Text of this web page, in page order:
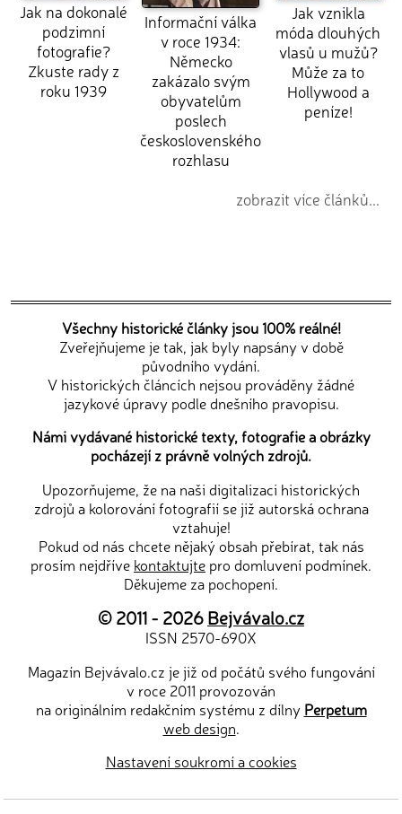
Jak na dokonalé
podzimní
fotografie?
Zkuste rady z
roku 1939
Informační válka
v roce 1934:
Německo
zakázalo svým
obyvatelům
poslech
československého
rozhlasu
Jak vznikla
móda dlouhých
vlasů u mužů?
Může za to
Hollywood a
peníze!
zobrazit více článků...
Všechny historické články jsou 100% reálné!
Zveřejňujeme je tak, jak byly napsány v době
původního vydání.
V historických článcích nejsou prováděny žádné
jazykové úpravy podle dnešního pravopisu.
Námi vydávané historické texty, fotografie a obrázky
pocházejí z právně volných zdrojů.
Upozorňujeme, že na naši digitalizaci historických
zdrojů a kolorování fotografií se již autorská ochrana
vztahuje!
Pokud od nás chcete nějaký obsah přebírat, tak nás
prosím nejdříve kontaktujte pro domluvení podmínek.
Děkujeme za pochopení.
© 2011 - 2026Bejvávalo.cz
ISSN 2570-690X
Magazín Bejvávalo.cz je již od počátů svého fungování
v roce 2011 provozován
na originálním redakčním systému z dílny Perpetum
web design.
Nastavení soukromí a cookies